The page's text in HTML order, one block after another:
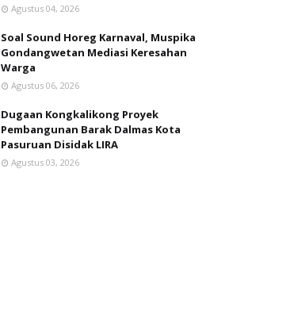
Agustus 04, 2026
Soal Sound Horeg Karnaval, Muspika
Gondangwetan Mediasi Keresahan
Warga
Agustus 06, 2026
Dugaan Kongkalikong Proyek
Pembangunan Barak Dalmas Kota
Pasuruan Disidak LIRA
Agustus 03, 2026